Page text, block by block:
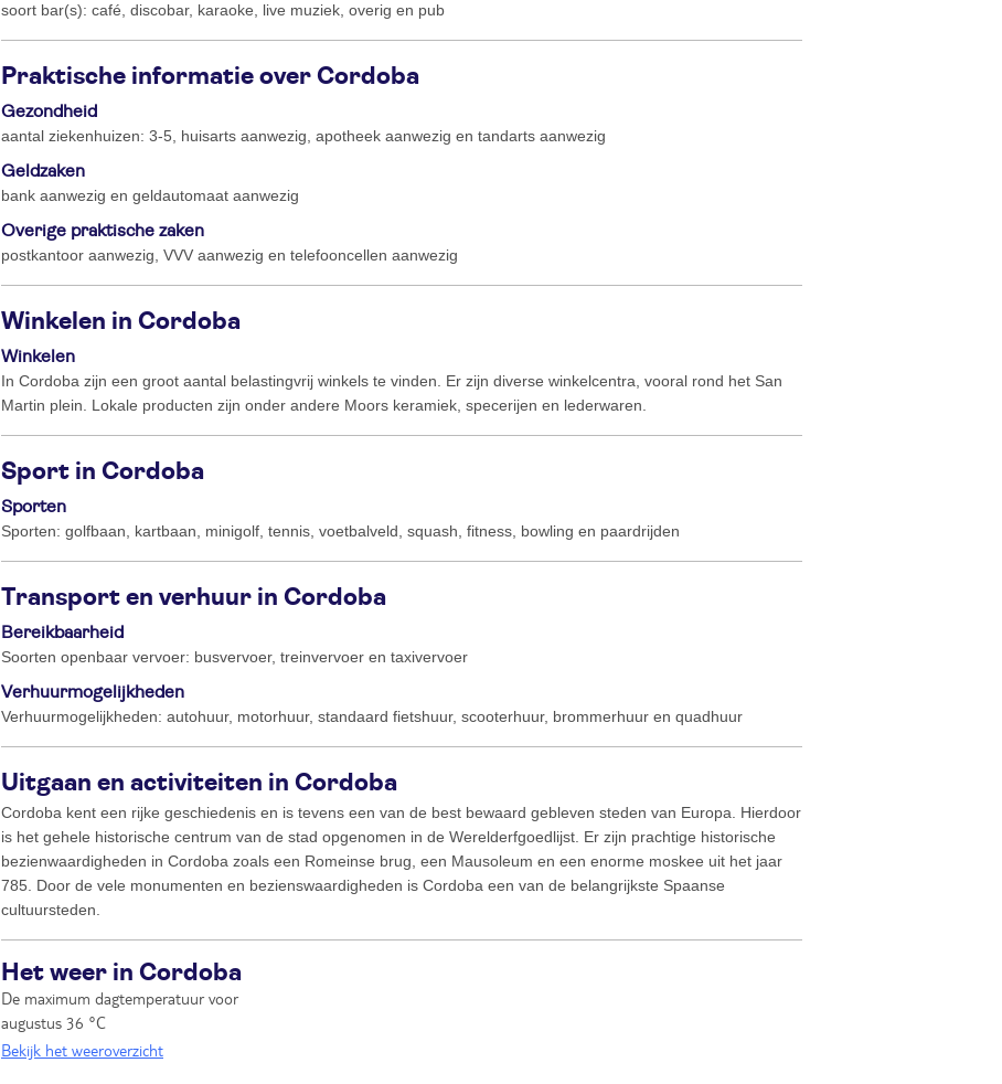
soort bar(s): café, discobar, karaoke, live muziek, overig en pub
Praktische informatie over Cordoba
Gezondheid
aantal ziekenhuizen: 3-5, huisarts aanwezig, apotheek aanwezig en tandarts aanwezig
Geldzaken
bank aanwezig en geldautomaat aanwezig
Overige praktische zaken
postkantoor aanwezig, VVV aanwezig en telefooncellen aanwezig
Winkelen in Cordoba
Winkelen
In Cordoba zijn een groot aantal belastingvrij winkels te vinden. Er zijn diverse winkelcentra, vooral rond het San
Martin plein. Lokale producten zijn onder andere Moors keramiek, specerijen en lederwaren.
Sport in Cordoba
Sporten
Sporten: golfbaan, kartbaan, minigolf, tennis, voetbalveld, squash, fitness, bowling en paardrijden
Transport en verhuur in Cordoba
Bereikbaarheid
Soorten openbaar vervoer: busvervoer, treinvervoer en taxivervoer
Verhuurmogelijkheden
Verhuurmogelijkheden: autohuur, motorhuur, standaard fietshuur, scooterhuur, brommerhuur en quadhuur
Uitgaan en activiteiten in Cordoba
Cordoba kent een rijke geschiedenis en is tevens een van de best bewaard gebleven steden van Europa. Hierdoor
is het gehele historische centrum van de stad opgenomen in de Werelderfgoedlijst. Er zijn prachtige historische
bezienwaardigheden in Cordoba zoals een Romeinse brug, een Mausoleum en een enorme moskee uit het jaar
785. Door de vele monumenten en bezienswaardigheden is Cordoba een van de belangrijkste Spaanse
cultuursteden.
Het weer in Cordoba
De maximum dagtemperatuur voor
augustus 36 °C
Bekijk het weeroverzicht